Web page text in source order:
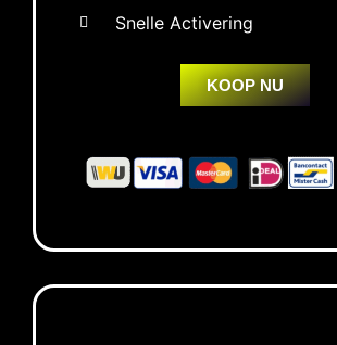
Snelle Activering
KOOP NU